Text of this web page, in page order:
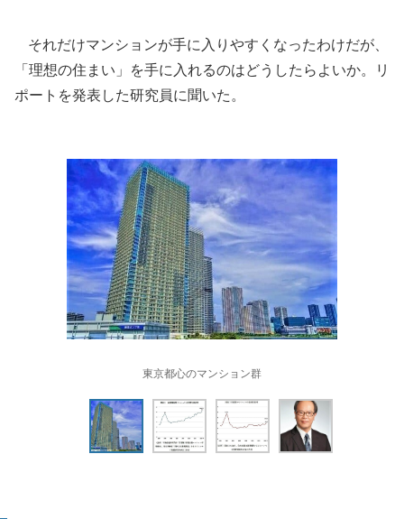
それだけマンションが手に入りやすくなったわけだが、
「理想の住まい」を手に入れるのはどうしたらよいか。リ
ポートを発表した研究員に聞いた。
東京都心のマンション群